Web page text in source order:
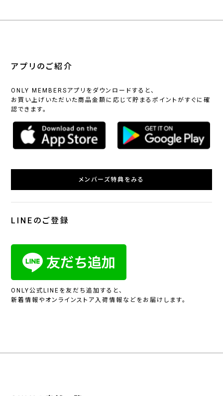
アプリのご紹介
ONLY MEMBERSアプリをダウンロードすると、
お買い上げいただいた商品金額に応じて貯まるポイントがすぐに確
認できます。
メンバーズ特典をみる
LINEのご登録
ONLY公式LINEを友だち追加すると、
新着情報やオンラインストア入荷情報などをお届けします。